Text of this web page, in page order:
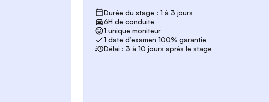
Durée du stage : 1 à 3 jours
6H de conduite
1 unique moniteur
1 date d’examen 100% garantie
Délai : 3 à 10 jours après le stage